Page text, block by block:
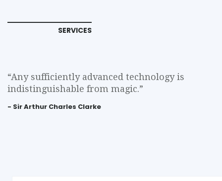
SERVICES
“Any sufficiently advanced technology is
indistinguishable from magic.”
- Sir Arthur Charles Clarke